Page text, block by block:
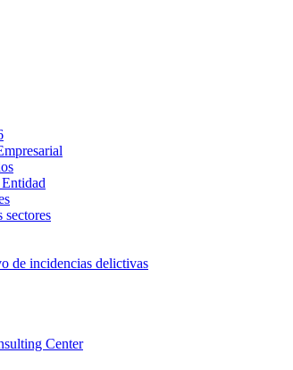
sectores
de incidencias delictivas
Center